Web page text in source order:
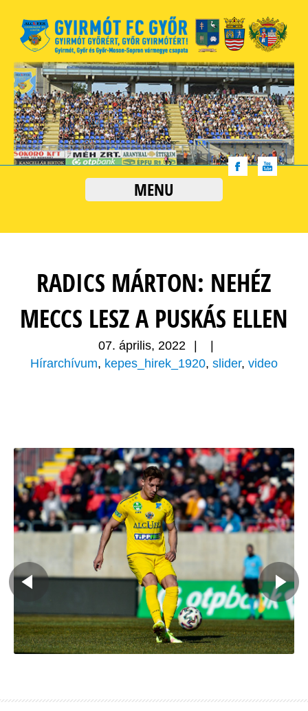
MENU
RADICS MÁRTON: NEHÉZ
MECCS LESZ A PUSKÁS ELLEN
07. április, 2022
Hírarchívum, kepes_hirek_1920, slider, video